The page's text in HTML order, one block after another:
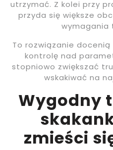
utrzymać. Z kolei przy
przyda się większe
wymagania
To rozwiązanie
kontrolę nad
stopniowo zwiększać
wskakiwać na
Wygodny
zmieści